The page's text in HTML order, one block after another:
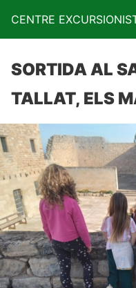
CENTRE
SORTIDA AL
TALLAT, ELS